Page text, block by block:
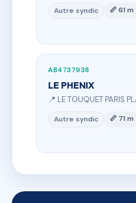
Autre syndic 📏 61 m
AB4737938
LE PHENIX
📍 LE TOUQUET PARIS
Autre syndic 📏 71 m